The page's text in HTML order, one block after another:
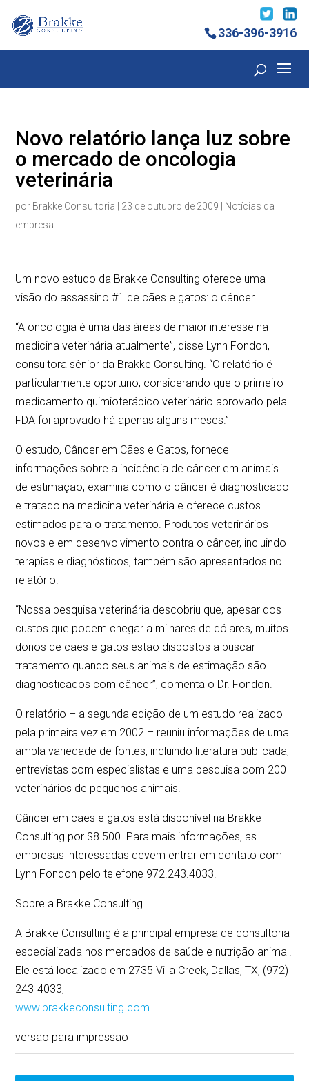
336-396-3916
Novo relatório lança luz sobre
o mercado de oncologia
veterinária
por Brakke Consultoria 23 de outubro de 2009
Notícias da
empresa
Um novo estudo da Brakke Consulting oferece uma
visão do assassino #1 de cães e gatos: o câncer.
“A oncologia é uma das áreas de maior interesse na
medicina veterinária atualmente”, disse Lynn Fondon,
consultora sênior da Brakke Consulting. “O relatório é
particularmente oportuno, considerando que o primeiro
medicamento quimioterápico veterinário aprovado pela
FDA foi aprovado há apenas alguns meses.”
O estudo, Câncer em Cães e Gatos, fornece
informações sobre a incidência de câncer em animais
de estimação, examina como o câncer é diagnosticado
e tratado na medicina veterinária e oferece custos
estimados para o tratamento. Produtos veterinários
novos e em desenvolvimento contra o câncer, incluindo
terapias e diagnósticos, também são apresentados no
relatório.
“Nossa pesquisa veterinária descobriu que, apesar dos
custos que podem chegar a milhares de dólares, muitos
donos de cães e gatos estão dispostos a buscar
tratamento quando seus animais de estimação são
diagnosticados com câncer”, comenta o Dr. Fondon.
O relatório – a segunda edição de um estudo realizado
pela primeira vez em 2002 – reuniu informações de uma
ampla variedade de fontes, incluindo literatura publicada,
entrevistas com especialistas e uma pesquisa com 200
veterinários de pequenos animais.
Câncer em cães e gatos está disponível na Brakke
Consulting por $8.500. Para mais informações, as
empresas interessadas devem entrar em contato com
Lynn Fondon pelo telefone 972.243.4033.
Sobre a Brakke Consulting
A Brakke Consulting é a principal empresa de consultoria
especializada nos mercados de saúde e nutrição animal.
Ele está localizado em 2735 Villa Creek, Dallas, TX, (972)
243-4033,
www.brakkeconsulting.com
versão para impressão